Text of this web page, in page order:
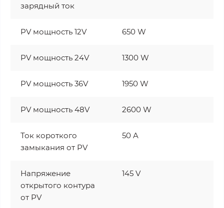
зарядный ток
PV мощность 12V 650 W
PV мощность 24V 1300 W
PV мощность 36V 1950 W
PV мощность 48V 2600 W
Ток короткого
замыкания от PV
50 A
Напряжение
открытого контура
от PV
145 V